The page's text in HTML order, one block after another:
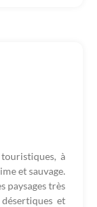
à
et sauvage.
paysages très
et